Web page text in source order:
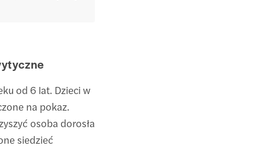
od 6 lat. Dzieci w
na pokaz.
osoba dorosła
siedzieć